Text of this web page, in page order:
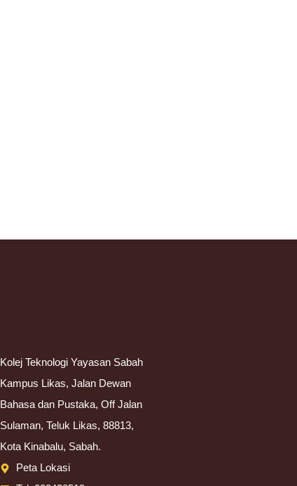
Kolej Teknologi Yayasan Sabah
Kampus Likas, Jalan Dewan
Bahasa dan Pustaka, Off Jalan
Sulaman, Teluk Likas, 88813,
Kota Kinabalu, Sabah.
Peta Lokasi